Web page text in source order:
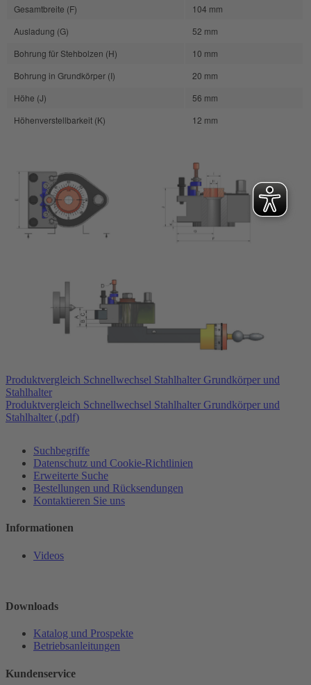
Gesamtbreite (F)
104 mm
Ausladung (G)
52 mm
Bohrung für Stehbolzen (H)
10 mm
Bohrung in Grundkörper (I)
20 mm
Höhe (J)
56 mm
Höhenverstellbarkeit (K)
12 mm
Produktvergleich Schnellwechsel Stahlhalter Grundkörper und
Stahlhalter
Produktvergleich Schnellwechsel Stahlhalter Grundkörper und
Stahlhalter (.pdf)
Suchbegriffe
Datenschutz und Cookie-Richtlinien
Erweiterte Suche
Bestellungen und Rücksendungen
Kontaktieren Sie uns
Informationen
Videos
Downloads
Katalog und Prospekte
Betriebsanleitungen
Kundenservice